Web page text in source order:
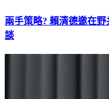
兩手策略? 賴清德邀在
談